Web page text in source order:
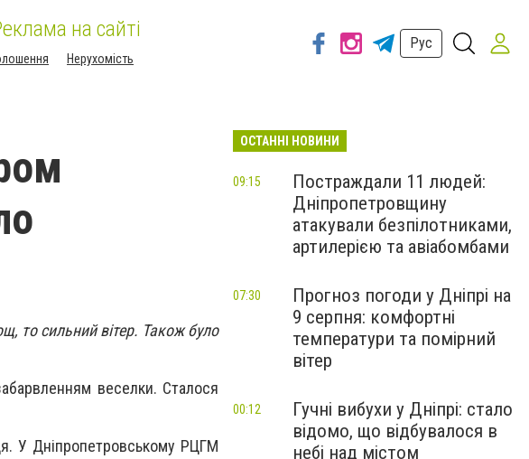
на сайті
Нерухомість
Рус
то сильний вітер. Також було
веселки. Сталося
У Дніпропетровському РЦГМ
ОСТАННІ НОВИНИ
Постраждали 11 людей:
Дніпропетровщину
атакували безпілотниками,
артилерією та авіабомбами
09:15
Прогноз погоди у Дніпрі на
9 серпня: комфортні
температури та помірний
вітер
07:30
Гучні вибухи у Дніпрі: стало
відомо, що відбувалося в
небі над містом
00:12